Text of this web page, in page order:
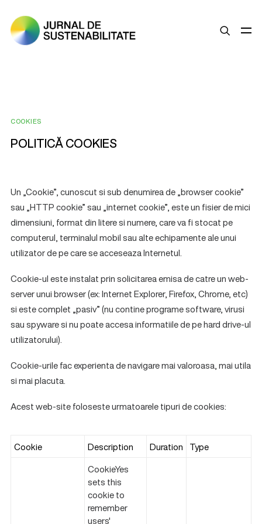
OPINII
ESG
COMPANII SUSTENABILE
COOKIES
POLITICĂCOOKIES
Un „Cookie”, cunoscut si sub denumirea de „browser cookie”
sau „HTTP cookie” sau „internet cookie”, este un fisier de mici
dimensiuni, format din litere si numere, care va fi stocat pe
computerul, terminalul mobil sau alte echipamente ale unui
utilizator de pe care se acceseaza Internetul.
Cookie-ul este instalat prin solicitarea emisa de catre un web-
server unui browser (ex: Internet Explorer, Firefox, Chrome, etc)
si este complet „pasiv” (nu contine programe software, virusi
sau spyware si nu poate accesa informatiile de pe hard drive-ul
utilizatorului).
Cookie-urile fac experienta de navigare mai valoroasa, mai utila
si mai placuta.
Acest web-site foloseste urmatoarele tipuri de cookies:
Cookie Description Duration Type
CookieYes
sets this
cookie to
remember
users'